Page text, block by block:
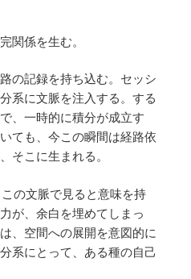
関係を生む。
の記録を持ち込む。セッシ
系に文脈を注入する。する
、一時的に積分が成立す
ても、今この瞬間は経路依
そこに生まれる。
の文脈で見ると意味を持
が、余白を埋めてしまっ
、空間への展開を意図的に
系にとって、ある種の自己